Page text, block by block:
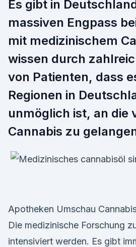
Es gibt in
massiven Engpass
mit medizinischem
wissen durch
von Patienten, dass
Regionen in
unmöglich ist, an die
Cannabis zu
Apotheken Umschau
Die medizinische Forschung
intensiviert werden. Es gibt